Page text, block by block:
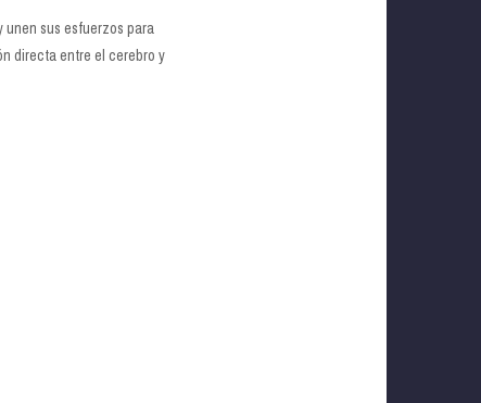
sus esfuerzos para
directa entre el cerebro y